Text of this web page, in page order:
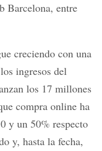
Barcelona, entre
creciendo con una
ingresos del
los 17 millones
compra online ha
y un 50% respecto
y, hasta la fecha,